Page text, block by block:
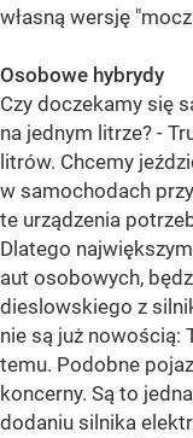
własną wersję
Osobowe hybrydy
Czy doczekamy się
na jednym litrze? -
litrów. Chcemy
w samochodach
te urządzenia
Dlatego
aut osobowych,
dieslowskiego z
nie są już nowością:
temu. Podobne
koncerny. Są to
dodaniu silnika